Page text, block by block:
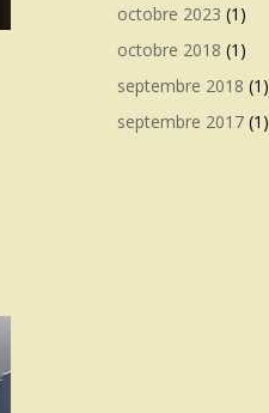
octobre 2023 (1)
octobre 2018 (1)
septembre 2018 (1)
septembre 2017 (1)